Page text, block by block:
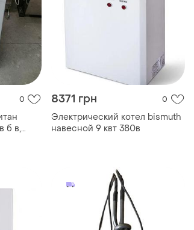
0
б в,
8371 грн 0
Электрический котел bismuth
навесной 9 квт 380в